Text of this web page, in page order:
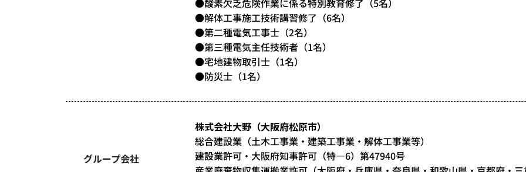
●酸素欠乏危険作業に係る特別教育修了（5名）
●解体工事施工技術講習修了（6名）
●第二種電気工事士（2名）
●第三種電気主任技術者（1名）
●宅地建物取引士（1名）
●防災士（1名）
グループ会社
株式会社大野（大阪府松原市）
総合建設業（土木工事業・建築工事業・解体工事業等）
建設業許可・大阪府知事許可（特―6）第47940号